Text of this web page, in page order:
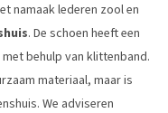
namaak lederen zool en
. De schoen heeft een
behulp van klittenband.
materiaal, maar is
We adviseren